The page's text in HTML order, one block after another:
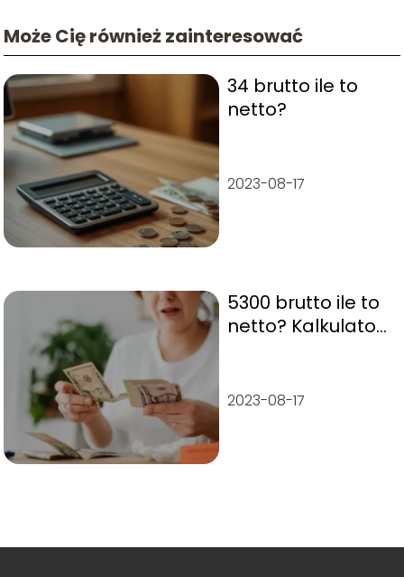
Może Cię również zainteresować
34 brutto ile to
netto?
2023-08-17
5300 brutto ile to
netto? Kalkulator
2023-08-17